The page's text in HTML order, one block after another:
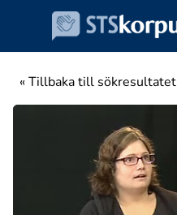
« Tillbaka till sökresultatet